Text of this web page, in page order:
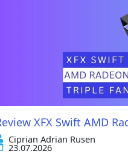
Firefox și Opera
Rusen
mai plăcută și
pe care
Evident, nu
pe care-
câțiva centimetri
XFX Swift AMD
Ciprian Adrian Rusen
23.07.2026